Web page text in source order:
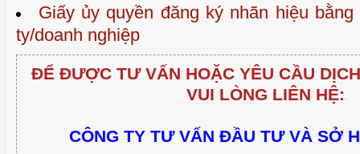
Giấy ủy quyền đăng ký nhãn hiệu
ty/doanh nghiệp
ĐỂ ĐƯỢC TƯ VẤN HOẶC YÊU CẦU
VUI LÒNG LIÊN HỆ:
CÔNG TY TƯ VẤN ĐẦU TƯ VÀ SỞ